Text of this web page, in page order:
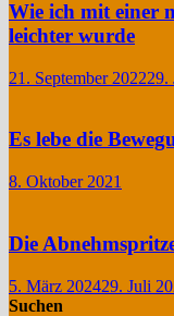
Wie ich mit einer
leichter wurde
21. September 202229.
Es lebe die
8. Oktober 2021
Die
5. März 202429. Juli
Suchen